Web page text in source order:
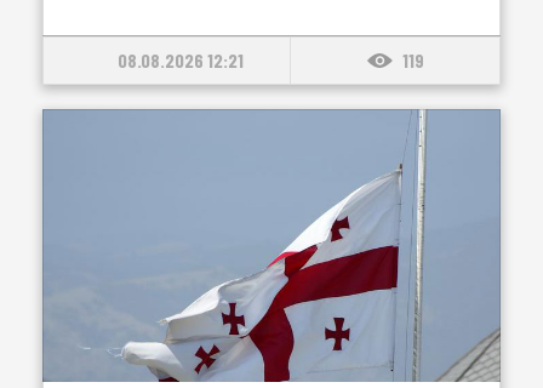
08.08.2026 12:21 119